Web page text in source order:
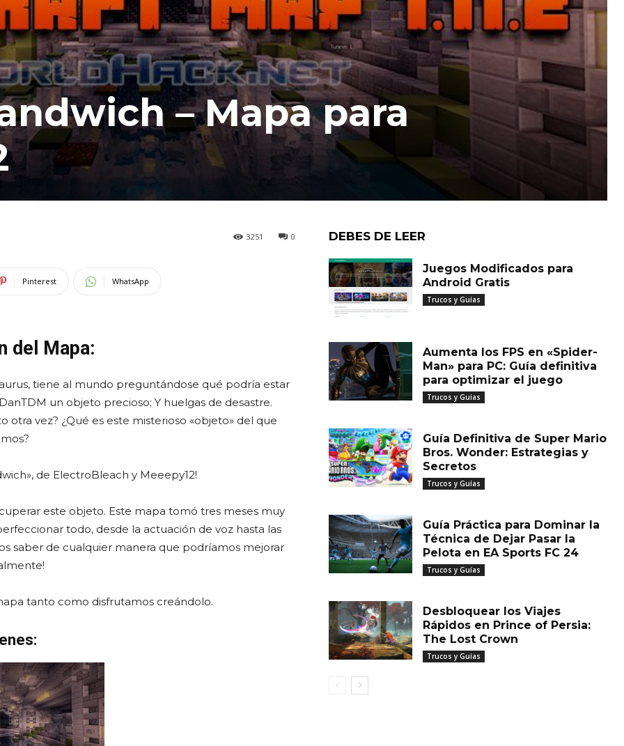
– Mapa para
0
3251
Pinterest WhatsApp
del Mapa:
tiene al mundo preguntándose qué podría estar
un objeto precioso; Y huelgas de desastre.
otra vez? ¿Qué es este misterioso «objeto» del que
de ElectroBleach y Meeepy12!
este objeto. Este mapa tomó tres meses muy
todo, desde la actuación de voz hasta las
saber de cualquier manera que podríamos mejorar
tanto como disfrutamos creándolo.
DEBES DE LEER
Juegos Modificados para
Android Gratis
Trucos y Guías
Aumenta los FPS en «Spider-
Man» para PC: Guía definitiva
para optimizar el juego
Trucos y Guías
Guía Definitiva de Super Mario
Bros. Wonder: Estrategias y
Secretos
Trucos y Guías
Guía Práctica para Dominar la
Técnica de Dejar Pasar la
Pelota en EA Sports FC 24
Trucos y Guías
Desbloquear los Viajes
Rápidos en Prince of Persia:
The Lost Crown
Trucos y Guías